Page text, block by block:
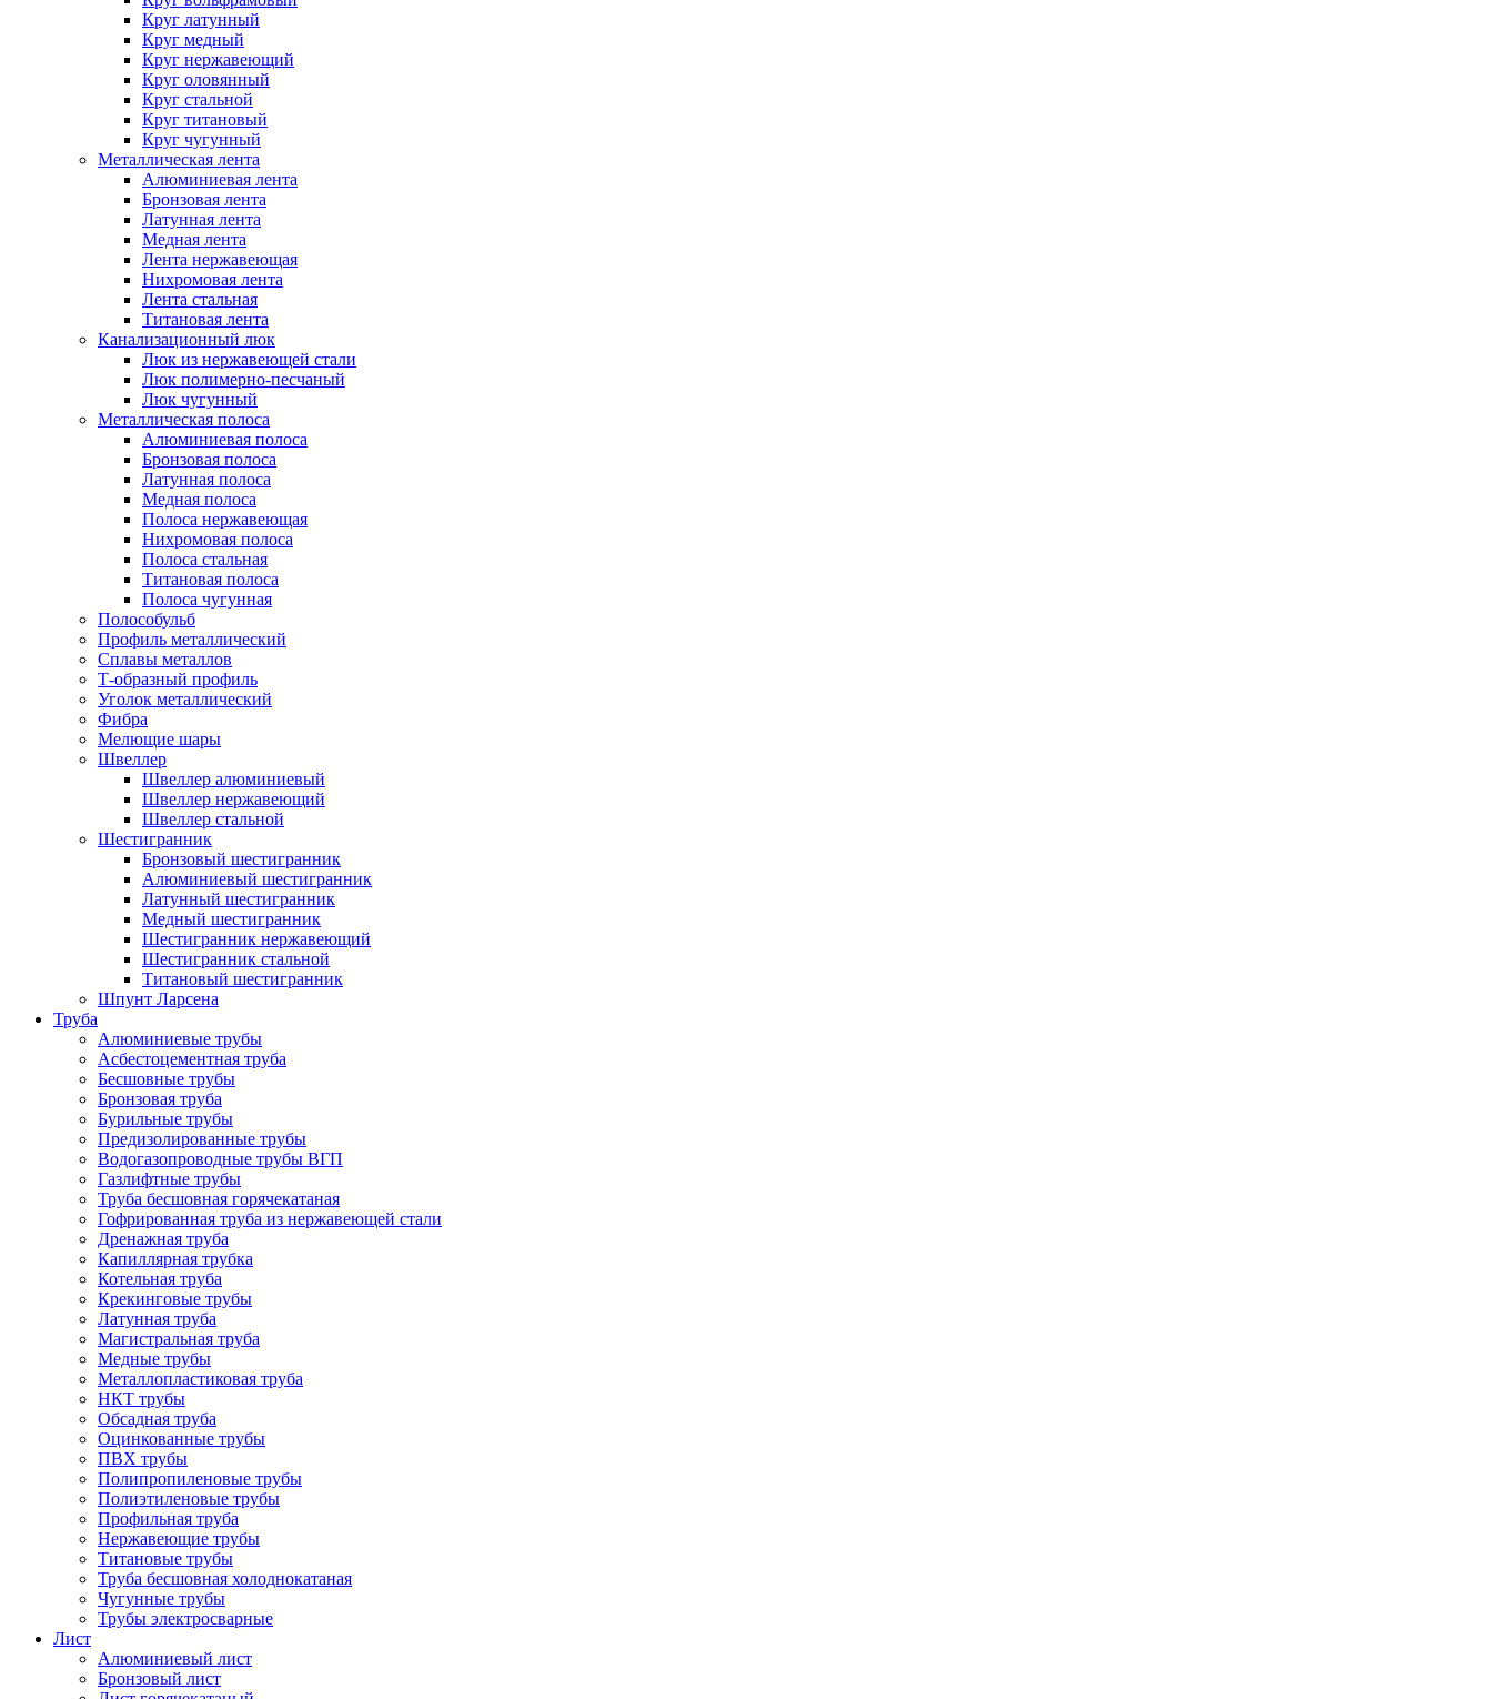
Круг латунный
Круг медный
Круг нержавеющий
Круг оловянный
Круг стальной
Круг титановый
Круг чугунный
Металлическая лента
Алюминиевая лента
Бронзовая лента
Латунная лента
Медная лента
Лента нержавеющая
Нихромовая лента
Лента стальная
Титановая лента
Канализационный люк
Люк из нержавеющей стали
Люк полимерно-песчаный
Люк чугунный
Металлическая полоса
Алюминиевая полоса
Бронзовая полоса
Латунная полоса
Медная полоса
Полоса нержавеющая
Нихромовая полоса
Полоса стальная
Титановая полоса
Полоса чугунная
Полособульб
Профиль металлический
Сплавы металлов
Т-образный профиль
Уголок металлический
Фибра
Мелющие шары
Швеллер
Швеллер алюминиевый
Швеллер нержавеющий
Швеллер стальной
Шестигранник
Бронзовый шестигранник
Алюминиевый шестигранник
Латунный шестигранник
Медный шестигранник
Шестигранник нержавеющий
Шестигранник стальной
Титановый шестигранник
Шпунт Ларсена
Труба
Алюминиевые трубы
Асбестоцементная труба
Бесшовные трубы
Бронзовая труба
Бурильные трубы
Предизолированные трубы
Водогазопроводные трубы ВГП
Газлифтные трубы
Труба бесшовная горячекатаная
Гофрированная труба из нержавеющей стали
Дренажная труба
Капиллярная трубка
Котельная труба
Крекинговые трубы
Латунная труба
Магистральная труба
Медные трубы
Металлопластиковая труба
НКТ трубы
Обсадная труба
Оцинкованные трубы
ПВХ трубы
Полипропиленовые трубы
Полиэтиленовые трубы
Профильная труба
Нержавеющие трубы
Титановые трубы
Труба бесшовная холоднокатаная
Чугунные трубы
Трубы электросварные
Лист
Алюминиевый лист
Бронзовый лист